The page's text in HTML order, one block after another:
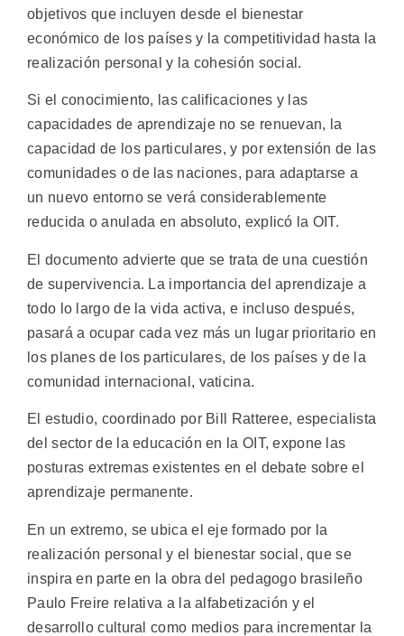
objetivos que incluyen desde el bienestar
económico de los países y la competitividad hasta la
realización personal y la cohesión social.
Si el conocimiento, las calificaciones y las
capacidades de aprendizaje no se renuevan, la
capacidad de los particulares, y por extensión de las
comunidades o de las naciones, para adaptarse a
un nuevo entorno se verá considerablemente
reducida o anulada en absoluto, explicó la OIT.
El documento advierte que se trata de una cuestión
de supervivencia. La importancia del aprendizaje a
todo lo largo de la vida activa, e incluso después,
pasará a ocupar cada vez más un lugar prioritario en
los planes de los particulares, de los países y de la
comunidad internacional, vaticina.
El estudio, coordinado por Bill Ratteree, especialista
del sector de la educación en la OIT, expone las
posturas extremas existentes en el debate sobre el
aprendizaje permanente.
En un extremo, se ubica el eje formado por la
realización personal y el bienestar social, que se
inspira en parte en la obra del pedagogo brasileño
Paulo Freire relativa a la alfabetización y el
desarrollo cultural como medios para incrementar la